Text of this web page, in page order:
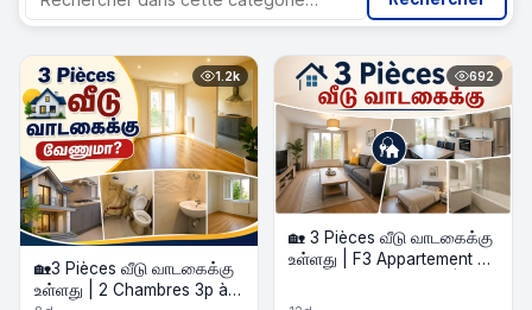
1.2k
🏡3 Pièces வீடு வாடகைக்கு
உள்ளது | 2 Chambres 3p à
692
🏡 3 Pièces வீடு வாடகைக்கு
உள்ளது | F3 Appartement à